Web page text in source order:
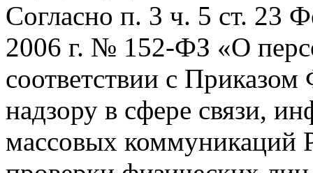
Согласно п. 3 ч. 5 ст. 23
2006 г. № 152-ФЗ «О
соответствии с
надзору в сфере связи,
массовых коммуникаций